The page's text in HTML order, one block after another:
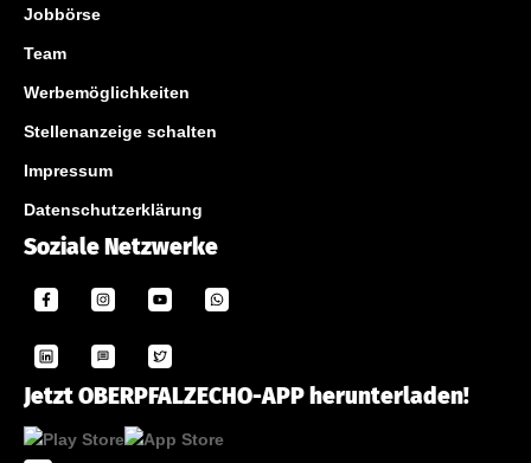
Jobbörse
Team
Werbemöglichkeiten
Stellenanzeige schalten
Impressum
Datenschutzerklärung
Soziale Netzwerke
Jetzt OBERPFALZECHO-APP herunterladen!